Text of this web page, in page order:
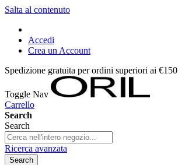
Salta al contenuto
Accedi
Crea un Account
Spedizione gratuita per ordini superiori ai €150
Toggle Nav
Carrello
Search
Search
Ricerca avanzata
Search